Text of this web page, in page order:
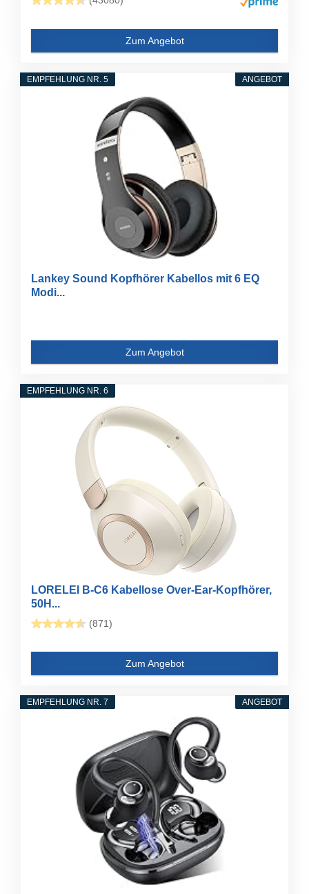
Zum Angebot
ANGEBOT
EMPFEHLUNG NR. 5
Lankey Sound Kopfhörer Kabellos mit 6 EQ
Modi...
Zum Angebot
EMPFEHLUNG NR. 6
LORELEI B-C6 Kabellose Over-Ear-Kopfhörer,
50H...
(871)
Zum Angebot
ANGEBOT
EMPFEHLUNG NR. 7